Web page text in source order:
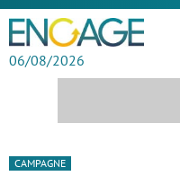
06/08/2026
CAMPAGNE